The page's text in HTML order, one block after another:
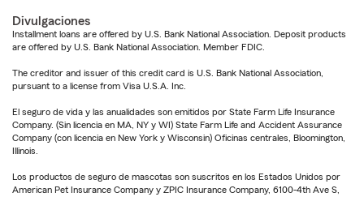
Divulgaciones
Installment loans are offered by U.S. Bank National Association. Deposit products
are offered by U.S. Bank National Association. Member FDIC.
The creditor and issuer of this credit card is U.S. Bank National Association,
pursuant to a license from Visa U.S.A. Inc.
El seguro de vida y las anualidades son emitidos por State Farm Life Insurance
Company. (Sin licencia en MA, NY y WI) State Farm Life and Accident Assurance
Company (con licencia en New York y Wisconsin) Oficinas centrales, Bloomington,
Illinois.
Los productos de seguro de mascotas son suscritos en los Estados Unidos por
American Pet Insurance Company y ZPIC Insurance Company, 6100-4th Ave S,